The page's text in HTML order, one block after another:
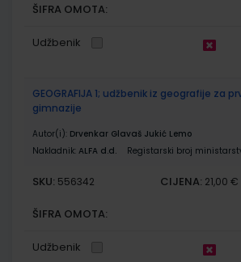
ŠIFRA OMOTA:
Udžbenik
GEOGRAFIJA 1; udžbenik iz geografije za
gimnazije
Autor(i): Drvenkar Glavaš Jukić Lemo
Nakladnik: ALFA d.d. Registarski broj
SKU: 556342 CIJENA: 21,00 €
ŠIFRA OMOTA:
Udžbenik